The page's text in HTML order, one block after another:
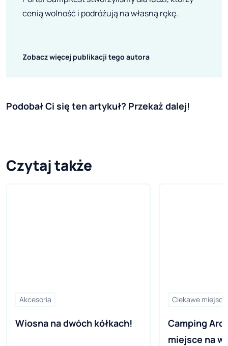
cenią wolność i podróżują na własną rękę.
Zobacz więcej publikacji tego autora
Podobał Ci się ten artykuł? Przekaż dalej!
Czytaj także
Akcesoria
Wiosna na dwóch kółkach!
Ciekawe miejsca
Camping
miejsce na